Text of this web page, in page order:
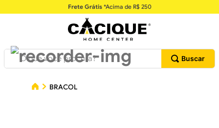
Frete Grátis*Acima de R$ 250
O que você procura?
BRACOL